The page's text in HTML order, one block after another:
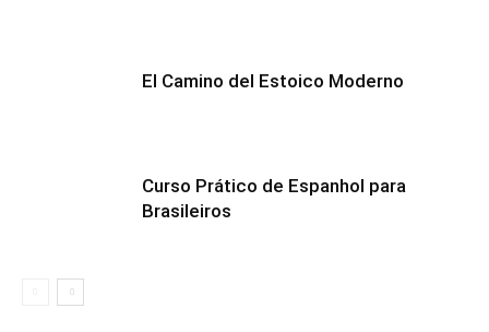
El Camino del Estoico Moderno
Curso Prático de Espanhol para
Brasileiros